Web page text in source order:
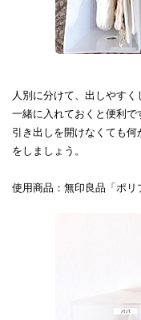
人別に分けて、出しやす
一緒に入れておくと便利で
引き出しを開けなくても
をしましょう。
使用商品：無印良品「ポリ